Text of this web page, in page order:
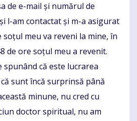
de e-mail și numărul de
l-am contactat și m-a asigurat
soțul meu va reveni la mine, în
de ore soțul meu a revenit.
spunând că este lucrarea
sunt încă surprinsă până
minune, nu cred cu
doctor spiritual, nu am